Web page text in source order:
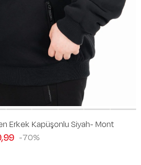
Erkek Kapüşonlu Siyah- Mont
70